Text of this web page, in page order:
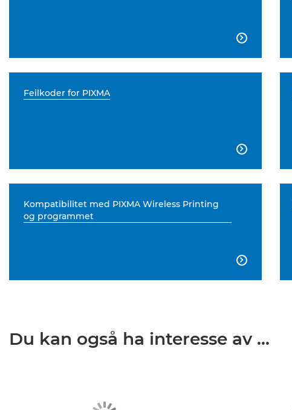

Feilkoder for PIXMA

Kompatibilitet med PIXMA Wireless Printing
og programmet

Du kan også ha interesse av ...